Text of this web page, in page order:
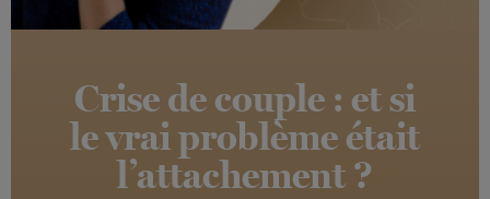
Crise de couple : et si
le vrai problème était
l’attachement ?